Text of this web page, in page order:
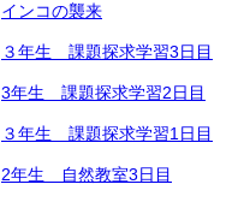
インコの襲来
３年生 課題探求学習3日目
3年生 課題探求学習2日目
３年生 課題探求学習1日目
2年生 自然教室3日目